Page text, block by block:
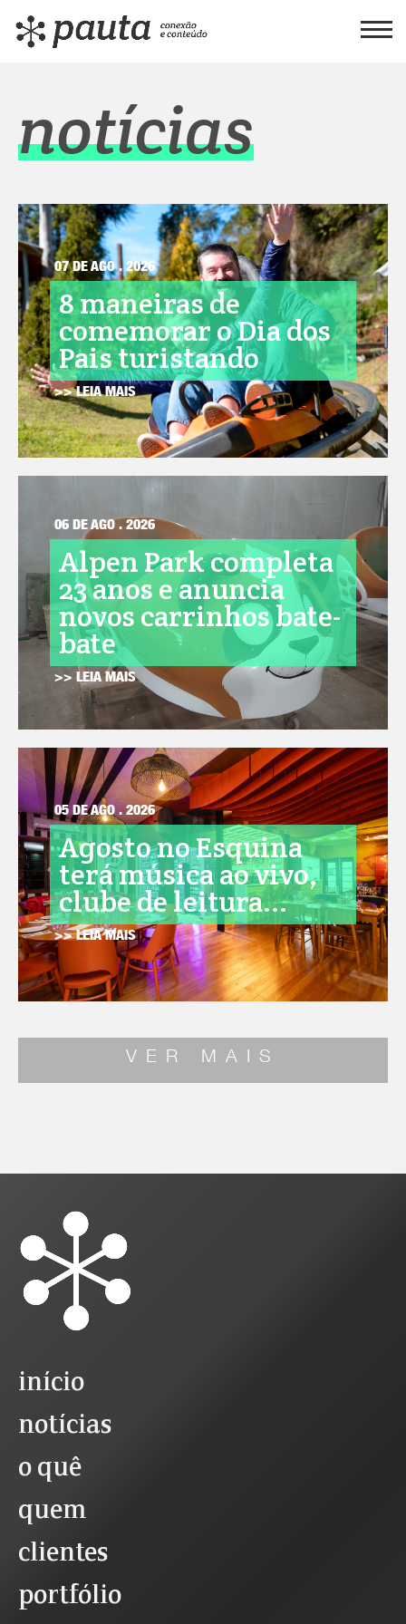
notícias
07 DE AGO . 2026
8 maneiras de
comemorar o Dia dos
Pais turistando
>> LEIA MAIS
06 DE AGO . 2026
Alpen Park completa
23 anos e anuncia
novos carrinhos bate-
bate
>> LEIA MAIS
05 DE AGO . 2026
Agosto no Esquina
terá música ao vivo,
clube de leitura...
>> LEIA MAIS
VER MAIS
início
notícias
o quê
quem
clientes
portfólio